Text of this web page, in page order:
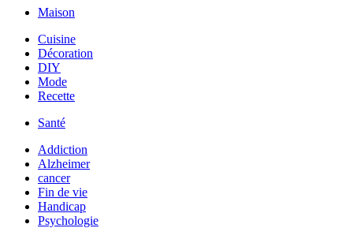
Maison
Cuisine
Décoration
DIY
Mode
Recette
Santé
Addiction
Alzheimer
cancer
Fin de vie
Handicap
Psychologie